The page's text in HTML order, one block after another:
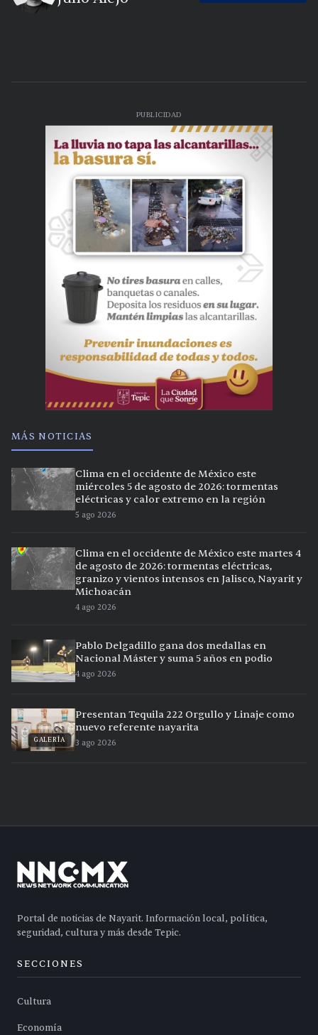
PUBLICIDAD
MÁS NOTICIAS
Clima en el occidente de México este
miércoles 5 de agosto de 2026: tormentas
eléctricas y calor extremo en la región
5 ago 2026
Clima en el occidente de México este martes 4
de agosto de 2026: tormentas eléctricas,
granizo y vientos intensos en Jalisco, Nayarit y
Michoacán
4 ago 2026
Pablo Delgadillo gana dos medallas en
Nacional Máster y suma 5 años en podio
4 ago 2026
GALERÍA
Presentan Tequila 222 Orgullo y Linaje como
nuevo referente nayarita
3 ago 2026
Portal de noticias de Nayarit. Información local, política,
seguridad, cultura y más desde Tepic.
SECCIONES
Cultura
Economía